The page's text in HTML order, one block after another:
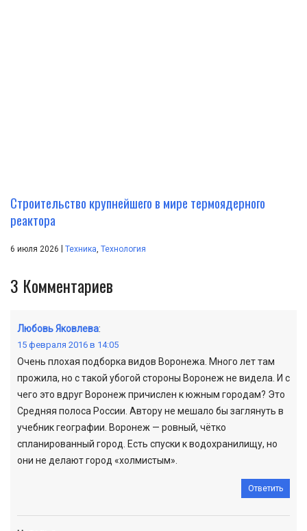
Строительство крупнейшего в мире термоядерного
реактора
6 июля 2026 | Техника Технология
3 Комментариев
Любовь Яковлева:
15 февраля 2016 в 14:05
Очень плохая подборка видов Воронежа. Много лет там
прожила, но с такой убогой стороны Воронеж не видела. И с
чего это вдруг Воронеж причислен к южным городам? Это
Средняя полоса России. Автору не мешало бы заглянуть в
учебник географии. Воронеж — ровный, чётко
спланированный город. Есть спуски к водохранилищу, но
они не делают город «холмистым».
Ответить